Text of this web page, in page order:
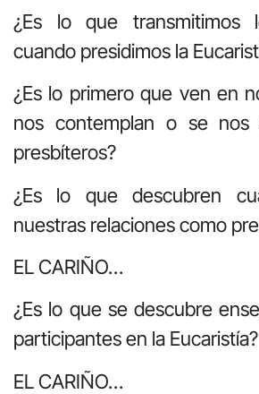
¿Es lo que transmitimos
cuando presidimos la
¿Es lo primero que ven en
nos contemplan o se nos
presbíteros?
¿Es lo que descubren
nuestras relaciones como
EL CARIÑO…
¿Es lo que se descubre
participantes en la Eucaristía?
EL CARIÑO…